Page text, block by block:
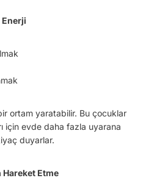
ortam yaratabilir. Bu çocuklar
için evde daha fazla uyarana
duyarlar.
Etme